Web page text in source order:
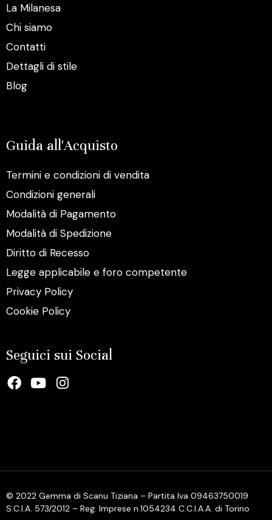
La Milanesa
Chi siamo
Contatti
Dettagli di stile
Blog
Guida all'Acquisto
Termini e condizioni di vendita
Condizioni generali
Modalità di Pagamento
Modalità di Spedizione
Diritto di Recesso
Legge applicabile e foro competente
Privacy Policy
Cookie Policy
Seguici sui Social
© 2022 Gemma di Scanu Tiziana – Partita Iva 09463750019
S.C.I.A. 573/2012 – Reg. Imprese n.1054234 C.C.I.A.A. di Torino